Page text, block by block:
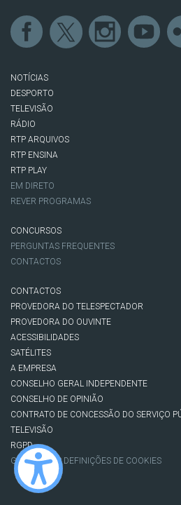
NOTÍCIAS
DESPORTO
TELEVISÃO
RÁDIO
RTP ARQUIVOS
RTP ENSINA
RTP PLAY
EM DIRETO
REVER PROGRAMAS
CONCURSOS
PERGUNTAS FREQUENTES
CONTACTOS
CONTACTOS
PROVEDORA DO TELESPECTADOR
PROVEDORA DO OUVINTE
ACESSIBILIDADES
SATÉLITES
A EMPRESA
CONSELHO GERAL INDEPENDENTE
CONSELHO DE OPINIÃO
CONTRATO DE CONCESSÃO DO SERVIÇO
TELEVISÃO
RGPD
GESTÃO DAS DEFINIÇÕES DE COOKIES